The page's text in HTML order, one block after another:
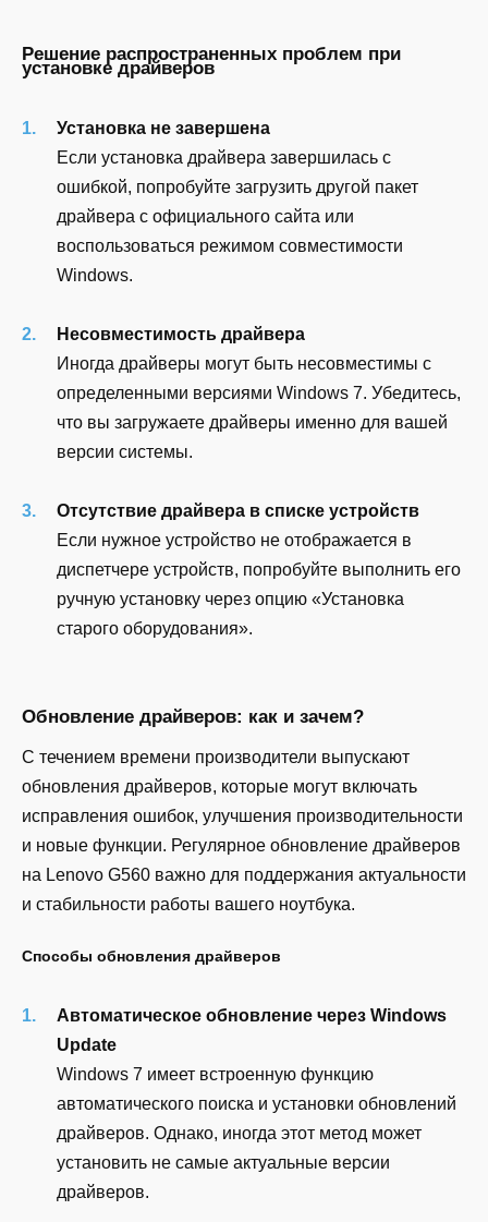
Решение распространенных проблем при
установке драйверов
Установка не завершена
Если установка драйвера завершилась с
ошибкой, попробуйте загрузить другой пакет
драйвера с официального сайта или
воспользоваться режимом совместимости
Windows.
Несовместимость драйвера
Иногда драйверы могут быть несовместимы с
определенными версиями Windows 7. Убедитесь,
что вы загружаете драйверы именно для вашей
версии системы.
Отсутствие драйвера в списке устройств
Если нужное устройство не отображается в
диспетчере устройств, попробуйте выполнить его
ручную установку через опцию «Установка
старого оборудования».
Обновление драйверов: как и зачем?
С течением времени производители выпускают
обновления драйверов, которые могут включать
исправления ошибок, улучшения производительности
и новые функции. Регулярное обновление драйверов
на Lenovo G560 важно для поддержания актуальности
и стабильности работы вашего ноутбука.
Способы обновления драйверов
Автоматическое обновление через Windows
Update
Windows 7 имеет встроенную функцию
автоматического поиска и установки обновлений
драйверов. Однако, иногда этот метод может
установить не самые актуальные версии
драйверов.